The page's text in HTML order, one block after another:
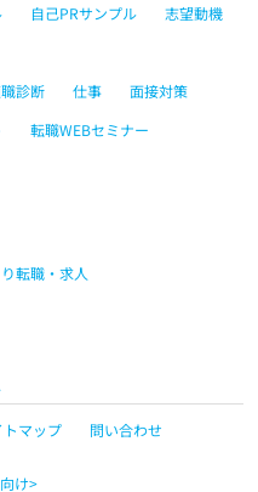
自己PRサンプル
志望動機
診断 仕事
面接対策
転職WEBセミナー
転職・求人
トマップ
問い合わせ
け>